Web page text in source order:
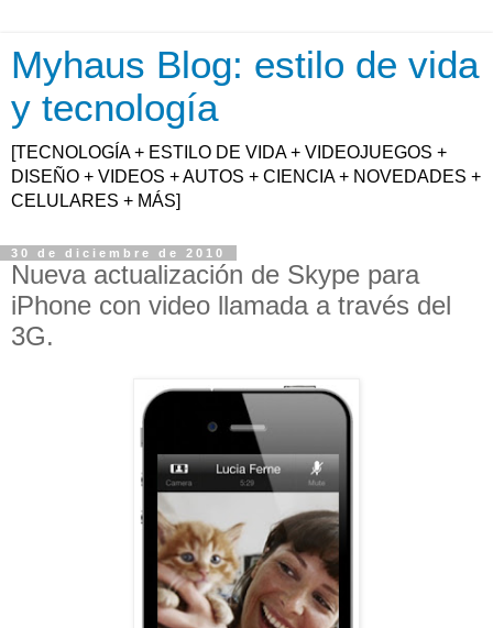
Myhaus Blog: estilo de vida
y tecnología
[TECNOLOGÍA + ESTILO DE VIDA + VIDEOJUEGOS +
DISEÑO + VIDEOS + AUTOS + CIENCIA + NOVEDADES +
CELULARES + MÁS]
30 de diciembre de 2010
Nueva actualización de Skype para
iPhone con video llamada a través del
3G.